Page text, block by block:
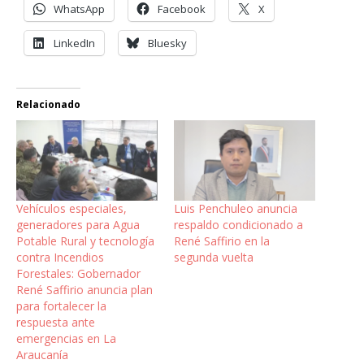
WhatsApp Facebook X
LinkedIn Bluesky
Relacionado
Vehículos especiales,
generadores para Agua
Potable Rural y tecnología
contra Incendios
Forestales: Gobernador
René Saffirio anuncia plan
para fortalecer la
respuesta ante
emergencias en La
Araucanía
Luis Penchuleo anuncia
respaldo condicionado a
René Saffirio en la
segunda vuelta